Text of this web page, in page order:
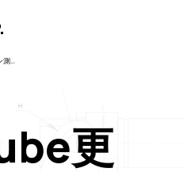
【YouTube更新】「スキャン測定サービス紹介」
更